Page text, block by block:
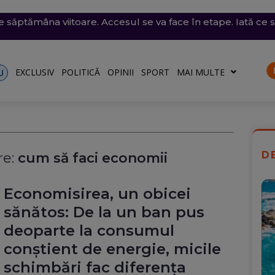
României: Deficitul scade, dar criza politică amenință
acoperișuri smulse și mașini avariate în mai
viitoare. Accesul se va face în etape. Iată ce
pe o stâncă de pe Transfăgărășan mesajul de
pe care abia o pornise acum câteva zile
EXCLUSIV POLITICĂ OPINII SPORT MAI MULTE
cum să faci economii
Economisirea, un obicei
sănătos: De la un ban pus
deoparte la consumul
conștient de energie, micile
schimbări fac diferența